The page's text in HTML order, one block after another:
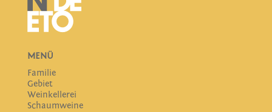
MENÜ
Familie
Gebiet
Weinkellerei
Schaumweine